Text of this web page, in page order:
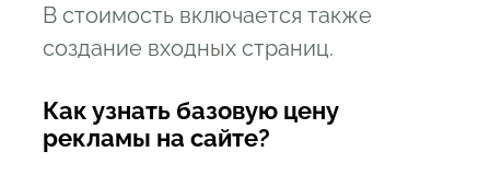
В стоимость включается также
создание входных страниц.
Как узнать базовую цену
рекламы на сайте?